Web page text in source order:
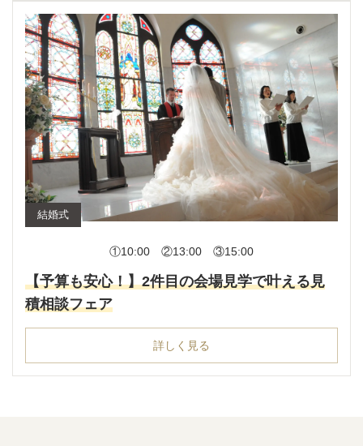
結婚式
①10:00 ②13:00 ③15:00
【予算も安心！】2件目の会場見学で叶える見
積相談フェア
詳しく見る